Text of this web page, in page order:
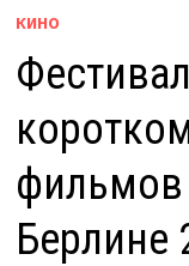
КИНО
фильмов
Берлине